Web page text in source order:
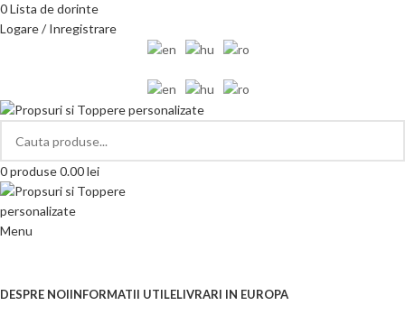
0Lista de dorinte
Logare / Inregistrare
0produse0.00lei
Menu
DESPRE NOIINFORMATII UTILELIVRARI IN EUROPA